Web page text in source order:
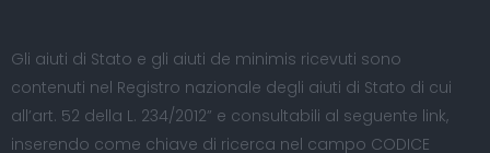
Gli aiuti di Stato e gli aiuti de minimis ricevuti sono
contenuti nel Registro nazionale degli aiuti di Stato di cui
all’art. 52 della L. 234/2012” e consultabili al seguente link,
inserendo come chiave di ricerca nel campo CODICE